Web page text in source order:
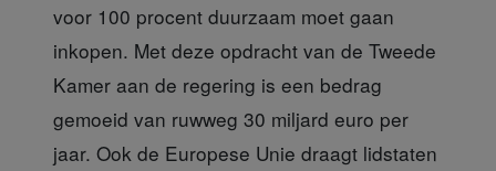
voor 100 procent duurzaam moet gaan
inkopen. Met deze opdracht van de Tweede
Kamer aan de regering is een bedrag
gemoeid van ruwweg 30 miljard euro per
jaar. Ook de Europese Unie draagt lidstaten